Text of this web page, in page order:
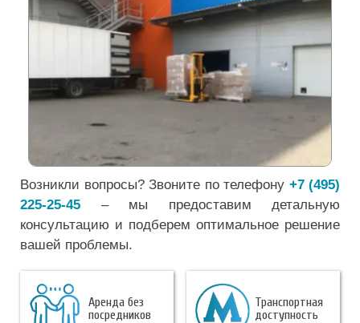
Возникли вопросы? Звоните по телефону +7 (495)
225-25-45 – мы предоставим детальную
консультацию и подберем оптимальное решение
вашей проблемы.
Аренда без
посредников
Транспортная
доступность